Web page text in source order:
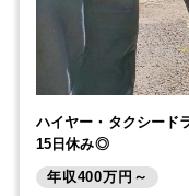
ハイヤー・タクシード
15日休み◎
年収400万円～